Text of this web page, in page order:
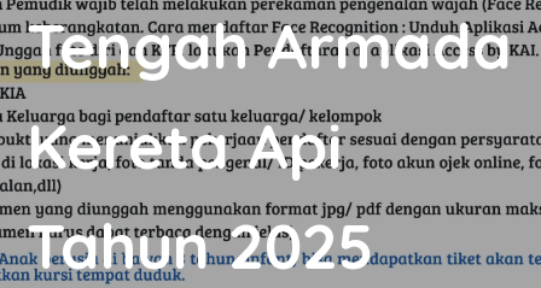
Tengah Armada
Kereta Api
Tahun 2025